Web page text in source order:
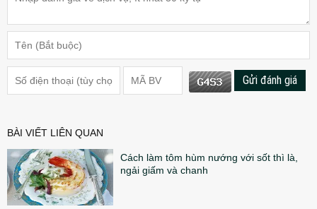
Gửi đánh giá
BÀI VIẾT LIÊN QUAN
Cách làm tôm hùm nướng với sốt thì là,
ngải giấm và chanh